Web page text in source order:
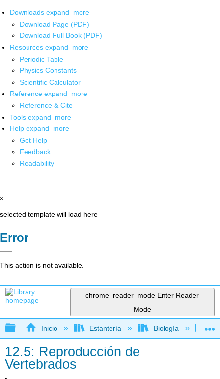
Downloads expand_more
Download Page (PDF)
Download Full Book (PDF)
Resources expand_more
Periodic Table
Physics Constants
Scientific Calculator
Reference expand_more
Reference & Cite
Tools expand_more
Help expand_more
Get Help
Feedback
Readability
x
selected template will load here
Error
This action is not available.
chrome_reader_mode Enter Reader
Mode
Expandir/contraer jerarquía global
Inicio Estantería Biología
12.5: Reproducción de
Vertebrados